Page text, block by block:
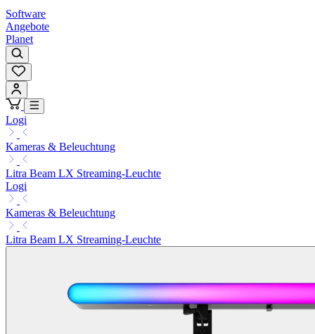
Software
Angebote
Planet
Logi
Kameras & Beleuchtung
Litra Beam LX Streaming-Leuchte
Logi
Kameras & Beleuchtung
Litra Beam LX Streaming-Leuchte